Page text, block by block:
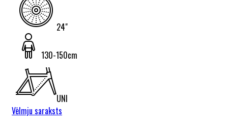
24"
130-150cm
UNI
Vēlmju saraksts